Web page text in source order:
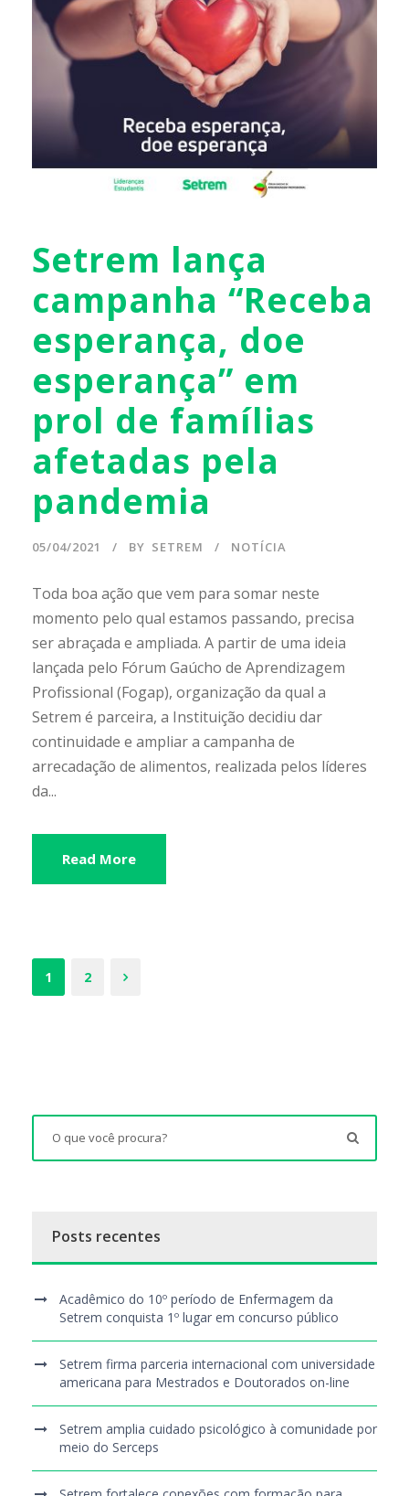
Setrem lança
campanha “Receba
esperança, doe
esperança” em
prol de famílias
afetadas pela
pandemia
05/04/2021 BY SETREM NOTÍCIA
Toda boa ação que vem para somar neste
momento pelo qual estamos passando, precisa
ser abraçada e ampliada. A partir de uma ideia
lançada pelo Fórum Gaúcho de Aprendizagem
Profissional (Fogap), organização da qual a
Setrem é parceira, a Instituição decidiu dar
continuidade e ampliar a campanha de
arrecadação de alimentos, realizada pelos líderes
da...
Read More
1 2
Posts recentes
Acadêmico do 10º período de Enfermagem da
Setrem conquista 1º lugar em concurso público
Setrem firma parceria internacional com universidade
americana para Mestrados e Doutorados on-line
Setrem amplia cuidado psicológico à comunidade por
meio do Serceps